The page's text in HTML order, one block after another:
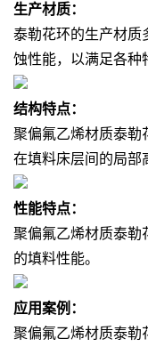
生产材质：
泰勒花环的生产材质
蚀性能，以满足各种
结构特点：
聚偏氟乙烯材质泰勒
在填料床层间的局部
性能特点：
聚偏氟乙烯材质泰勒
的填料性能。
应用案例：
聚偏氟乙烯材质泰勒